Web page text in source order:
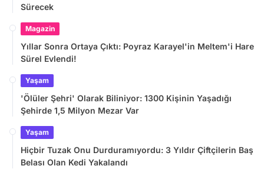
Sürecek
Magazin
Yıllar Sonra Ortaya Çıktı: Poyraz Karayel'in Meltem'i Hare
Sürel Evlendi!
Yaşam
'Ölüler Şehri' Olarak Biliniyor: 1300 Kişinin Yaşadığı
Şehirde 1,5 Milyon Mezar Var
Yaşam
Hiçbir Tuzak Onu Durduramıyordu: 3 Yıldır Çiftçilerin Baş
Belası Olan Kedi Yakalandı